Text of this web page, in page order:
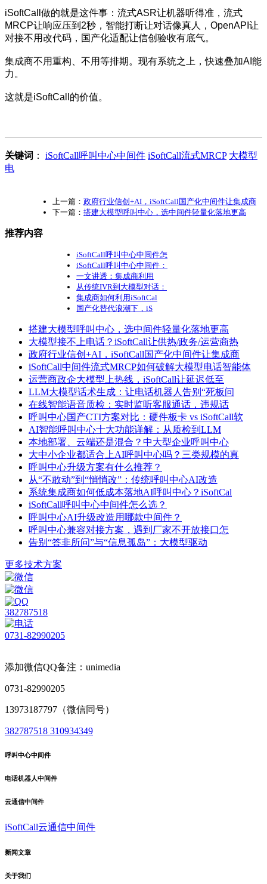
iSoftCall做的就是这件事：流式ASR让机器听得准，流式
MRCP让响应压到2秒，智能打断让对话像真人，OpenAPI让
对接不用改代码，国产化适配让信创验收有底气。
集成商不用重构、不用等排期。现有系统之上，快速叠加AI能
力。
这就是iSoftCall的价值。
关键词 ： iSoftCall呼叫中心中间件 iSoftCall流式MRCP 大模型
电
上一篇： 政府行业信创+AI，iSoftCall国产化中间件让集成商
下一篇： 搭建大模型呼叫中心，选中间件轻量化落地更高
推荐内容
iSoftCall呼叫中心中间件怎
iSoftCall呼叫中心中间件：
一文讲透：集成商利用
从传统IVR到大模型对话：
集成商如何利用iSoftCal
国产化替代浪潮下，iS
搭建大模型呼叫中心，选中间件轻量化落地更高
大模型接不上电话？iSoftCall让供热/政务/运营商热
政府行业信创+AI，iSoftCall国产化中间件让集成商
iSoftCall中间件流式MRCP如何破解大模型电话智能体
运营商政企大模型上热线，iSoftCall让延迟低至
LLM大模型话术生成：让电话机器人告别“死板问
在线智能语音质检：实时监听客服通话，违规话
呼叫中心国产CTI方案对比：硬件板卡 vs iSoftCall软
AI智能呼叫中心十大功能详解：从质检到LLM
本地部署、云端还是混合？中大型企业呼叫中心
大中小企业都适合上AI呼叫中心吗？三类规模的真
呼叫中心升级方案有什么推荐？
从“不敢动”到“悄悄改”：传统呼叫中心AI改造
系统集成商如何低成本落地AI呼叫中心？iSoftCal
iSoftCall呼叫中心中间件怎么选？
呼叫中心AI升级改造用哪款中间件？
呼叫中心兼容对接方案，遇到厂家不开放接口怎
告别“答非所问”与“信息孤岛”：大模型驱动
更多技术方案
382787518
0731-82990205
添加微信QQ备注：unimedia
0731-82990205
13973187797（微信同号）
382787518 310934349
呼叫中心中间件
电话机器人中间件
云通信中间件
iSoftCall云通信中间件
新闻文章
关于我们